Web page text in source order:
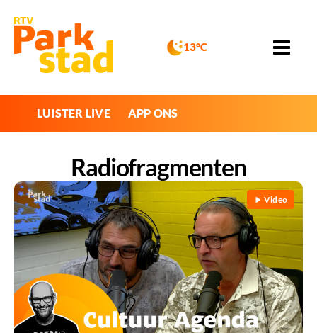
13°C
LUISTER LIVE APP ONS
Radiofragmenten
Video